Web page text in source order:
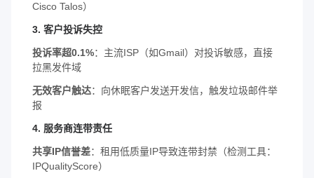
Cisco Talos）
3. 客户投诉失控
投诉率超0.1%：主流ISP（如Gmail）对投诉敏感，直接
拉黑发件域
无效客户触达：向休眠客户发送开发信，触发垃圾邮件举
报
4. 服务商连带责任
共享IP信誉差：租用低质量IP导致连带封禁（检测工具：
IPQualityScore）